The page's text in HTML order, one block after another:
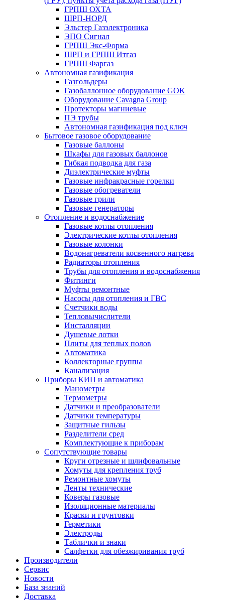
ГРПШ ОХТА
ШРП-НОРД
Эльстер Газэлектроника
ЭПО Сигнал
ГРПШ Экс-Форма
ШРП и ГРПШ Итгаз
ГРПШ Фаргаз
Автономная газификация
Газгольдеры
Газобаллонное оборудование GOK
Оборудование Cavagna Group
Протекторы магниевые
ПЭ трубы
Автономная газификация под ключ
Бытовое газовое оборудование
Газовые баллоны
Шкафы для газовых баллонов
Гибкая подводка для газа
Диэлектрические муфты
Газовые инфракрасные горелки
Газовые обогреватели
Газовые грили
Газовые генераторы
Отопление и водоснабжение
Газовые котлы отопления
Электрические котлы отопления
Газовые колонки
Водонагреватели косвенного нагрева
Радиаторы отопления
Трубы для отопления и водоснабжения
Фитинги
Муфты ремонтные
Насосы для отопления и ГВС
Счетчики воды
Тепловычислители
Инсталляции
Душевые лотки
Плиты для теплых полов
Автоматика
Коллекторные группы
Канализация
Приборы КИП и автоматика
Манометры
Термометры
Датчики и преобразователи
Датчики температуры
Защитные гильзы
Разделители сред
Комплектующие к приборам
Сопутствующие товары
Круги отрезные и шлифовальные
Хомуты для крепления труб
Ремонтные хомуты
Ленты технические
Коверы газовые
Изоляционные материалы
Краски и грунтовки
Герметики
Электроды
Таблички и знаки
Салфетки для обезжиривания труб
Производители
Сервис
Новости
База знаний
Доставка